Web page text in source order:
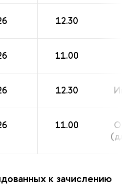
12.30
11.00
12.30
11.00
(для
к зачислению